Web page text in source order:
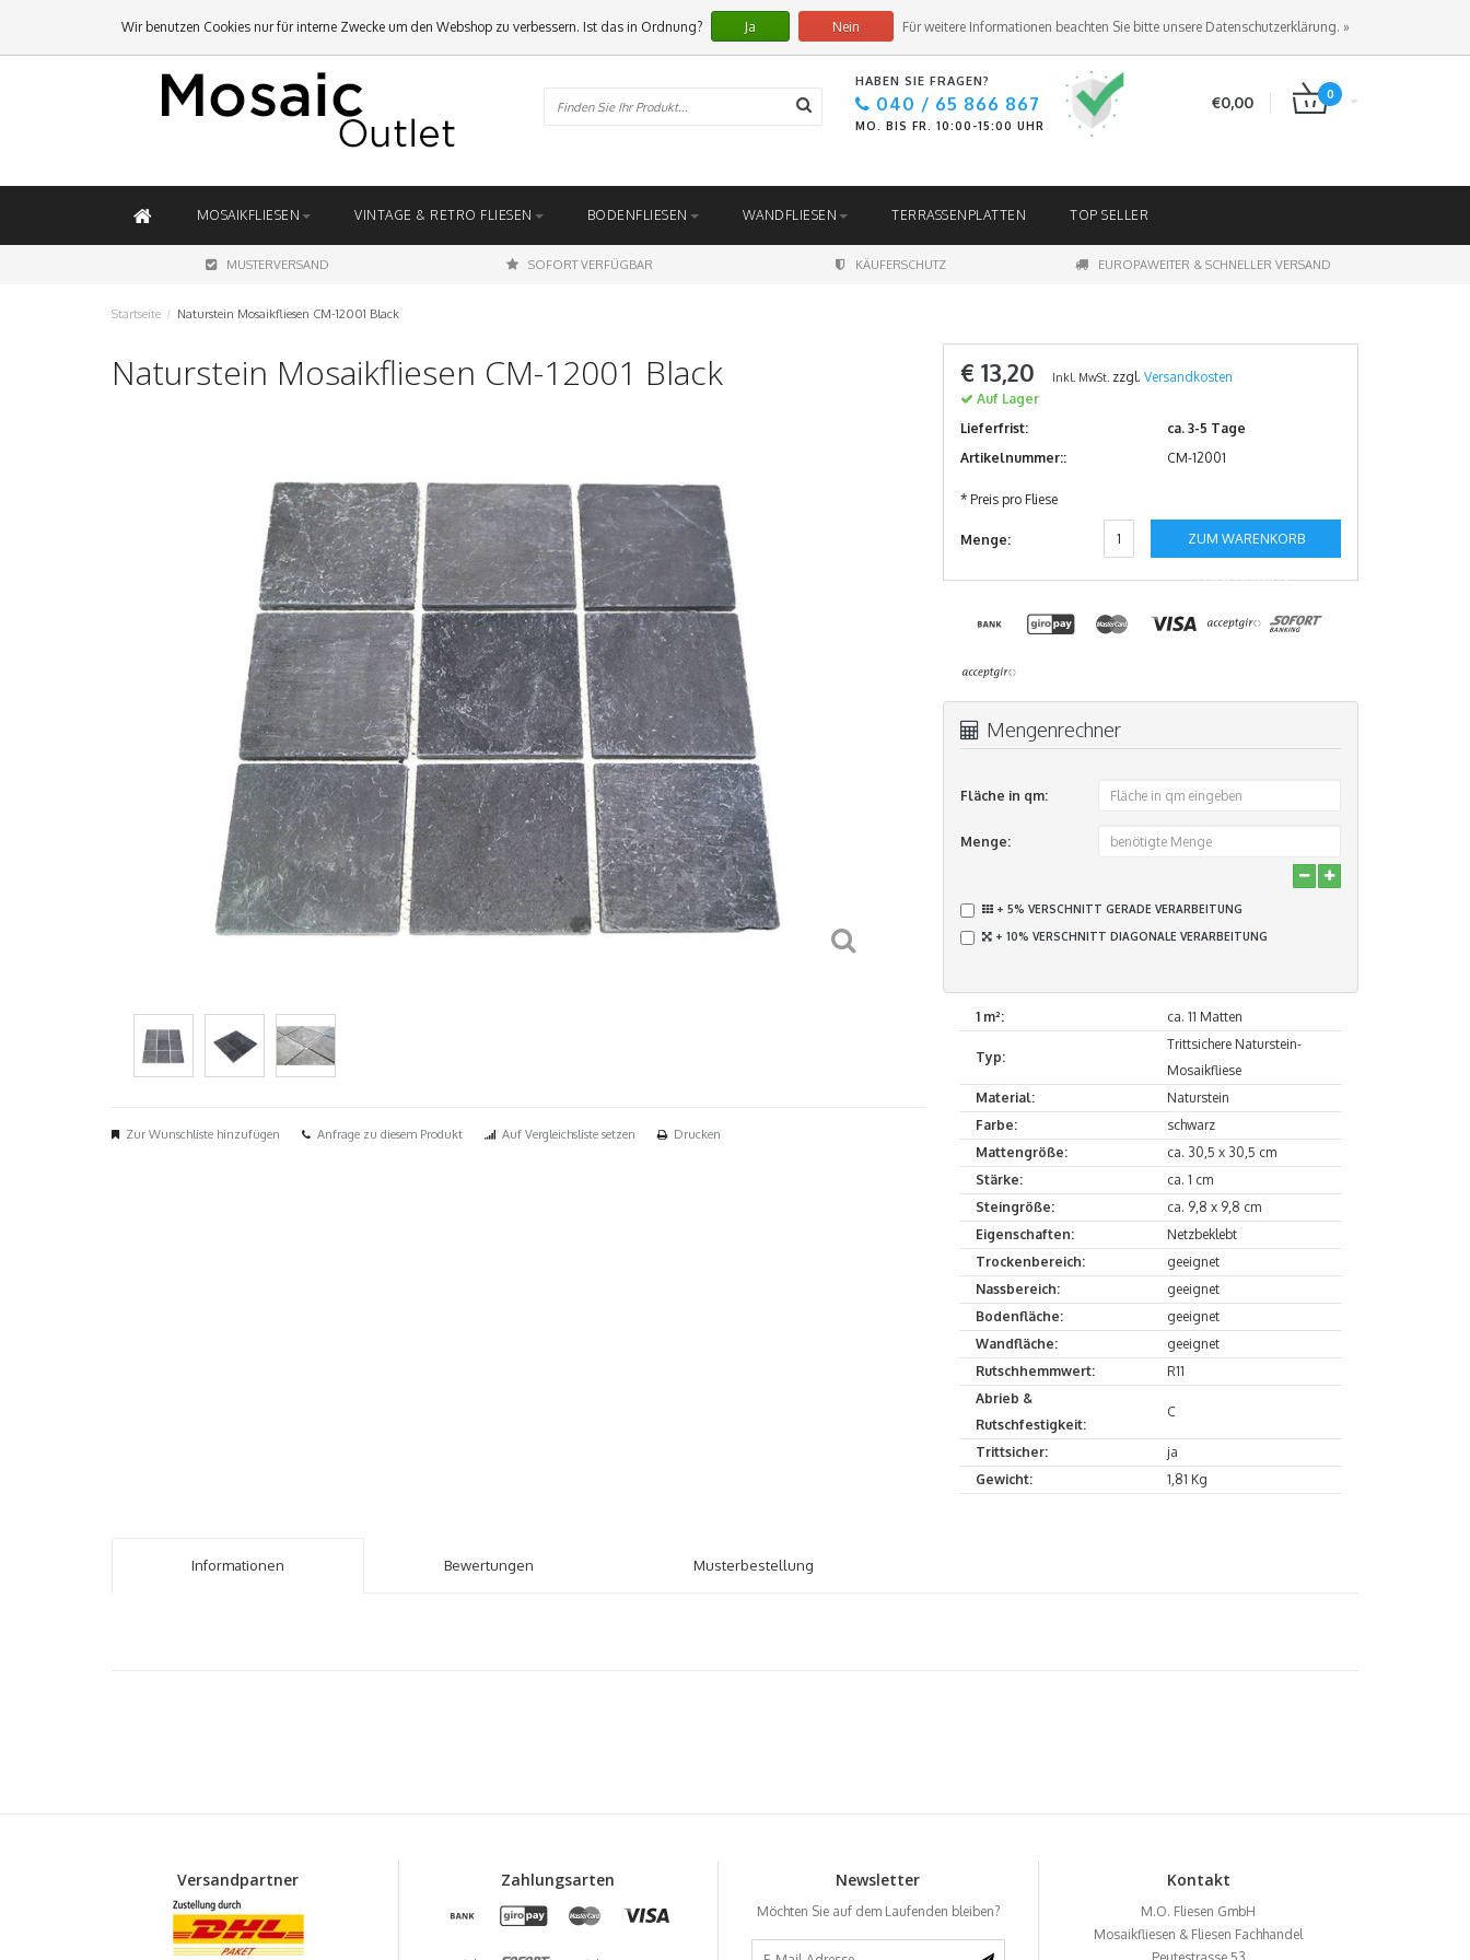
ANMELDEN KUNDENKONTO ANLEGEN
HABEN SIE FRAGEN?
040 / 65 866 867
MO. BIS FR. 10:00-15:00 UHR
€0,00 0
MOSAIKFLIESEN VINTAGE & RETRO FLIESEN BODENFLIESEN WANDFLIESEN TERRASSENPLATTEN TOP SELLER
MUSTERVERSAND SOFORT VERFÜGBAR KÄUFERSCHUTZ EUROPAWEITER & SCHNELLER VERSAND
Startseite / Naturstein Mosaikfliesen CM-12001 Black
Naturstein Mosaikfliesen CM-12001 Black
Zur Wunschliste hinzufügen Anfrage zu diesem Produkt Auf Vergleichsliste setzen Drucken
€ 13,20 Inkl. MwSt. zzgl. Versandkosten
Auf Lager
Lieferfrist:
ca. 3-5 Tage
Artikelnummer::
CM-12001
* Preis pro Fliese
Menge: ZUM WARENKORB
HINZUFÜGEN
Mengenrechner
Fläche in qm:
Menge:
+ 5% VERSCHNITT GERADE VERARBEITUNG
+ 10% VERSCHNITT DIAGONALE VERARBEITUNG
1 m²: ca. 11 Matten
Typ:
Trittsichere Naturstein-
Mosaikfliese
Material:
Naturstein
Farbe:
schwarz
Mattengröße:
ca. 30,5 x 30,5 cm
Stärke:
ca. 1 cm
Steingröße:
ca. 9,8 x 9,8 cm
Eigenschaften:
Netzbeklebt
Trockenbereich:
geeignet
Nassbereich:
geeignet
Bodenfläche:
geeignet
Wandfläche:
geeignet
Rutschhemmwert:
R11
Abrieb &
Rutschfestigkeit:
C
Trittsicher:
ja
Gewicht:
1,81 Kg
Informationen Bewertungen Musterbestellung
Versandpartner Zahlungsarten Newsletter
Möchten Sie auf dem Laufenden bleiben?
Kontakt
M.O. Fliesen GmbH
Mosaikfliesen & Fliesen Fachhandel
Wir benutzen Cookies nur für interne Zwecke um den Webshop zu verbessern. Ist das in Ordnung? Ja Nein Für weitere Informationen beachten Sie bitte unsere Datenschutzerklärung. »